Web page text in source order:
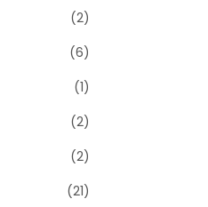
(2)
(6)
(1)
(2)
(2)
(21)